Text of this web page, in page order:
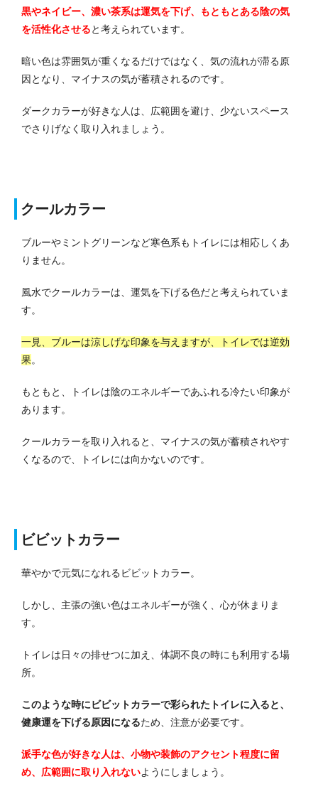
黒やネイビー、濃い茶系は運気を下げ、もともとある陰の気
を活性化させると考えられています。
暗い色は雰囲気が重くなるだけではなく、気の流れが滞る原
因となり、マイナスの気が蓄積されるのです。
ダークカラーが好きな人は、広範囲を避け、少ないスペース
でさりげなく取り入れましょう。
クールカラー
ブルーやミントグリーンなど寒色系もトイレには相応しくあ
りません。
風水でクールカラーは、運気を下げる色だと考えられていま
す。
一見、ブルーは涼しげな印象を与えますが、トイレでは逆効
果。
もともと、トイレは陰のエネルギーであふれる冷たい印象が
あります。
クールカラーを取り入れると、マイナスの気が蓄積されやす
くなるので、トイレには向かないのです。
ビビットカラー
華やかで元気になれるビビットカラー。
しかし、主張の強い色はエネルギーが強く、心が休まりま
す。
トイレは日々の排せつに加え、体調不良の時にも利用する場
所。
このような時にビビットカラーで彩られたトイレに入ると、
健康運を下げる原因になるため、注意が必要です。
派手な色が好きな人は、小物や装飾のアクセント程度に留
め、広範囲に取り入れないようにしましょう。